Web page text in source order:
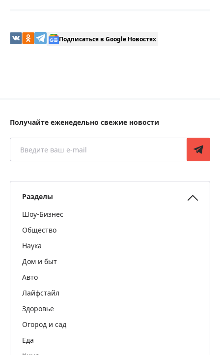
Подписаться в Google Новостях
Получайте еженедельно свежие новости
Разделы
Шоу-Бизнес
Общество
Наука
Дом и быт
Авто
Лайфстайл
Здоровье
Огород и сад
Еда